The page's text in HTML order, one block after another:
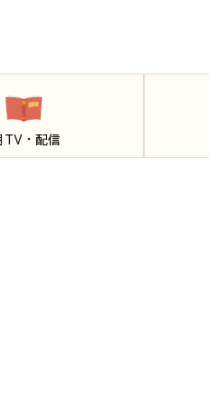
TV・配信